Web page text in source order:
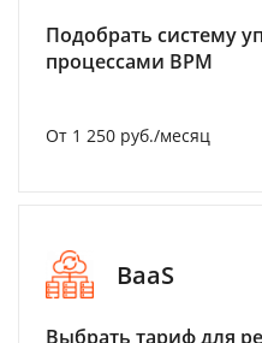
Подобрать систему
процессами BPM
От 1 250 руб./месяц
BaaS
Выбрать тариф для